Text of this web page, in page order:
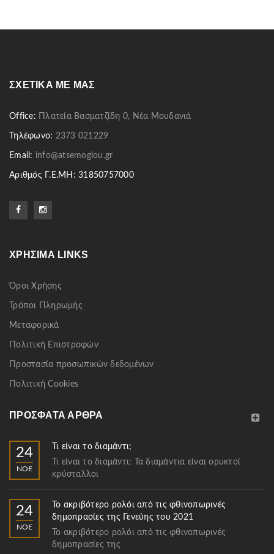
ΣΧΕΤΙΚΆ ΜΕ ΜΑΣ
Office: Πλατεία Βασματζίδη 0, Νέα Μουδανιά
Τηλέφωνο: 2373 021229
Email: info@atsemoglou.gr
Αριθμός Γ.Ε.ΜΗ: 31850757000
ΧΡΉΣΙΜΑ LINKS
Όροι Χρήσης
Τρόποι Πληρωμής
Μεταφορικά
Πολιτική Επιστροφών
Προστασία προσωπικών δεδομένων
Πολιτική Cookies
ΠΡΌΣΦΑΤΑ ΆΡΘΡΑ
24
ΝΟΈ
Τι είναι το διαμάντι;
Τι είναι το διαμάντι; Τα διαμάντια είναι ορυκτοί
κρύσταλλοι
24
ΝΟΈ
Το ακριβότερο ρολόι από τις φθινοπωρινές
δημοπρασίες της Γενεύης του 2021
Το ακριβότερο ρολόι από τις φθινοπωρινές
δημοπρασίες της